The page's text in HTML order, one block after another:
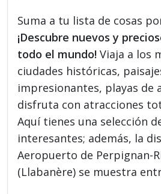
Suma a tu lista de cosas
¡Descubre nuevos y
todo el mundo! Viaja a los
ciudades históricas,
impresionantes, playas de
disfruta con atracciones
Aquí tienes una selección
interesantes; además, la
Aeropuerto de Perpignan-
(Llabanère) se muestra